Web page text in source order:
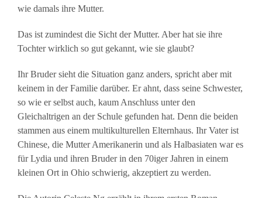
wie damals ihre Mutter.
Das ist zumindest die Sicht der Mutter. Aber hat sie ihre
Tochter wirklich so gut gekannt, wie sie glaubt?
Ihr Bruder sieht die Situation ganz anders, spricht aber mit
keinem in der Familie darüber. Er ahnt, dass seine Schwester,
so wie er selbst auch, kaum Anschluss unter den
Gleichaltrigen an der Schule gefunden hat. Denn die beiden
stammen aus einem multikulturellen Elternhaus. Ihr Vater ist
Chinese, die Mutter Amerikanerin und als Halbasiaten war es
für Lydia und ihren Bruder in den 70iger Jahren in einem
kleinen Ort in Ohio schwierig, akzeptiert zu werden.